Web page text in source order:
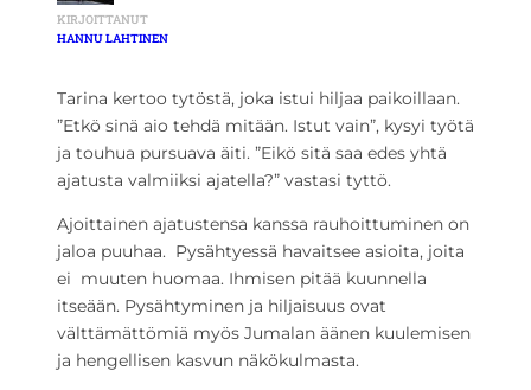
KIRJOITTANUT
HANNU LAHTINEN
Tarina kertoo tytöstä, joka istui hiljaa paikoillaan.
”Etkö sinä aio tehdä mitään. Istut vain”, kysyi työtä
ja touhua pursuava äiti. ”Eikö sitä saa edes yhtä
ajatusta valmiiksi ajatella?” vastasi tyttö.
Ajoittainen ajatustensa kanssa rauhoittuminen on
jaloa puuhaa. Pysähtyessä havaitsee asioita, joita
ei muuten huomaa. Ihmisen pitää kuunnella
itseään. Pysähtyminen ja hiljaisuus ovat
välttämättömiä myös Jumalan äänen kuulemisen
ja hengellisen kasvun näkökulmasta.